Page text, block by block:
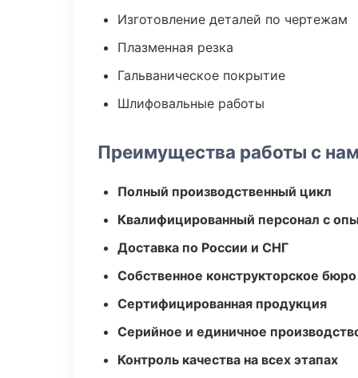
Изготовление деталей по чертежам
Плазменная резка
Гальваническое покрытие
Шлифовальные работы
Преимущества работы с
Полный производственный цикл
Квалифицированный персонал с
Доставка по России и СНГ
Собственное конструкторское бюро
Сертифицированная продукция
Серийное и единичное
Контроль качества на всех этапах